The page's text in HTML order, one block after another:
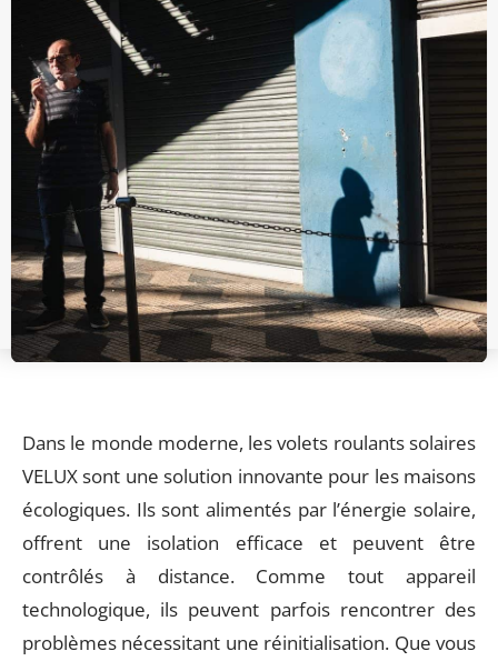
Dans le monde moderne, les volets roulants solaires
VELUX sont une solution innovante pour les maisons
écologiques. Ils sont alimentés par l’énergie solaire,
offrent une isolation efficace et peuvent être
contrôlés à distance. Comme tout appareil
technologique, ils peuvent parfois rencontrer des
problèmes nécessitant une réinitialisation. Que vous